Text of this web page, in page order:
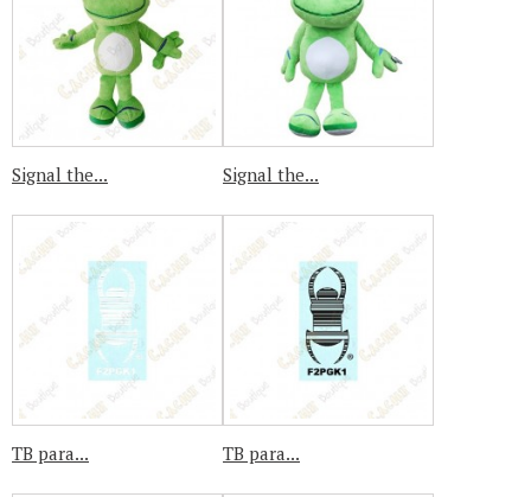
Signal the... Signal the...
TB para... TB para...